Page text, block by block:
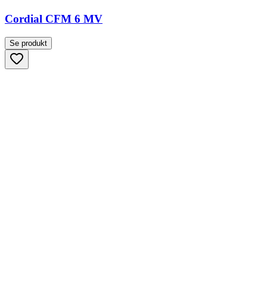
Cordial CFM 6 MV
Se produkt